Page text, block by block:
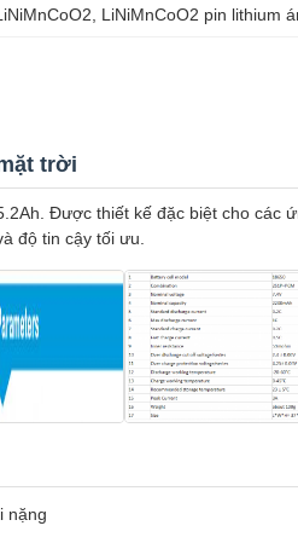
LiNiMnCoO2 pin lithium
trời
Được thiết kế đặc biệt cho các
độ tin cậy tối ưu.
nặng